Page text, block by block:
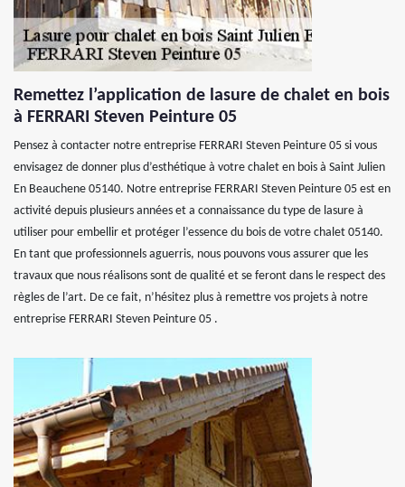
Remettez l’application de lasure de chalet en bois
à FERRARI Steven Peinture 05
Pensez à contacter notre entreprise FERRARI Steven Peinture 05 si vous
envisagez de donner plus d’esthétique à votre chalet en bois à Saint Julien
En Beauchene 05140. Notre entreprise FERRARI Steven Peinture 05 est en
activité depuis plusieurs années et a connaissance du type de lasure à
utiliser pour embellir et protéger l’essence du bois de votre chalet 05140.
En tant que professionnels aguerris, nous pouvons vous assurer que les
travaux que nous réalisons sont de qualité et se feront dans le respect des
règles de l’art. De ce fait, n’hésitez plus à remettre vos projets à notre
entreprise FERRARI Steven Peinture 05 .